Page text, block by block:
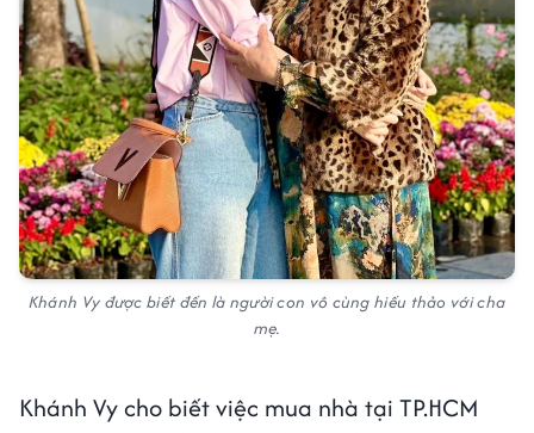
Khánh Vy được biết đến là người con vô cùng hiếu thảo với cha
mẹ.
Khánh Vy cho biết việc mua nhà tại TP.HCM